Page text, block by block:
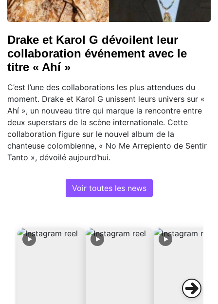
Drake et Karol G dévoilent leur
collaboration événement avec le
titre « Ahí »
C’est l’une des collaborations les plus attendues du
moment. Drake et Karol G unissent leurs univers sur «
Ahí », un nouveau titre qui marque la rencontre entre
deux superstars de la scène internationale. Cette
collaboration figure sur le nouvel album de la
chanteuse colombienne, « No Me Arrepiento de Sentir
Tanto », dévoilé aujourd’hui.
Voir toutes les news